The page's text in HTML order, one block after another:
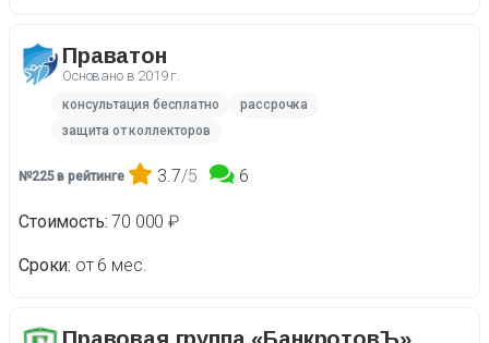
Праватон
Основано в 2019 г.
консультация бесплатно
рассрочка
защита от коллекторов
№225 в рейтинге 3.7/5 6
Стоимость 70 000 ₽
Сроки от 6 мес.